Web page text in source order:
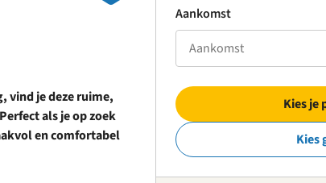
vind je deze ruime,
als je op zoek
en comfortabel
Aankomst
Kies je
Kies